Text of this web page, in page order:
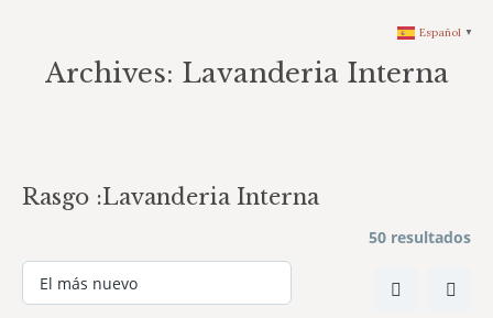
Archives: Lavanderia Interna
Rasgo :Lavanderia Interna
50 resultados
Español ▼